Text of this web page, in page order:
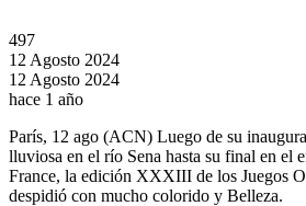
497
12 Agosto 2024
12 Agosto 2024
hace 1 año
París, 12 ago (ACN) Luego de su
lluviosa en el río Sena hasta su final en el
France, la edición XXXIII de los Juegos
despidió con mucho colorido y Belleza.